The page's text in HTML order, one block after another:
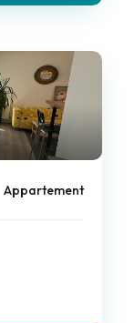
Appartement